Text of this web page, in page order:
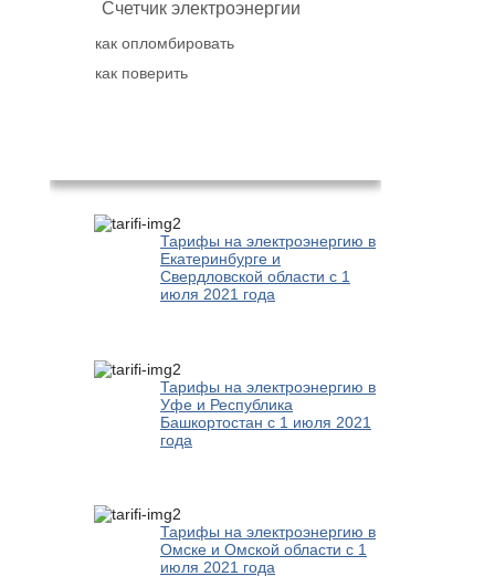
Счетчик электроэнергии
как опломбировать
как поверить
Тарифы на электроэнергию в
Екатеринбурге и
Свердловской области с 1
июля 2021 года
Тарифы на электроэнергию в
Уфе и Республика
Башкортостан с 1 июля 2021
года
Тарифы на электроэнергию в
Омске и Омской области с 1
июля 2021 года